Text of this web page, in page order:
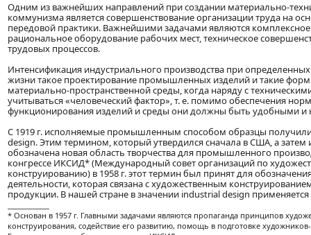
Одним из важнейших направлений при создании материально-
коммунизма является совершенствование организации труда на
передовой практики. Важнейшими задачами являются
рациональное оборудование рабочих мест, техническое
трудовых процессов.
Интенсификация индустриального производства при
жизни такое проектирование промышленных изделий и такие
материально-пространственной среды, когда наряду с
учитываться «человеческий фактор», т. е. помимо обеспечения
функционирования изделий и среды они должны быть удобными и
С 1919 г. исполняемые промышленным способом образцы
design. Этим термином, который утвердился сначала в США, а затем
обозначена новая область творчества для промышленного
конгрессе ИКСИД* (Международный совет организаций по
конструированию) в 1958 г. этот термин был принят для
деятельности, которая связана с художественным
продукции. В нашей стране в значении industrial design
* Основан в 1957 г. Главными задачами являются пропаганда принципов
конструирования, содействие его развитию, помощь в подготовке